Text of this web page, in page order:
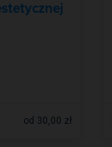
od 30,00 zł